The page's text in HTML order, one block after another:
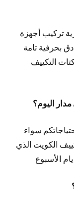
تركيب أجهزة
بحرفية تامة
التكييف
اليوم؟
لنلبي احتياجاتكم سواء
الكويت الذي
الأسبوع